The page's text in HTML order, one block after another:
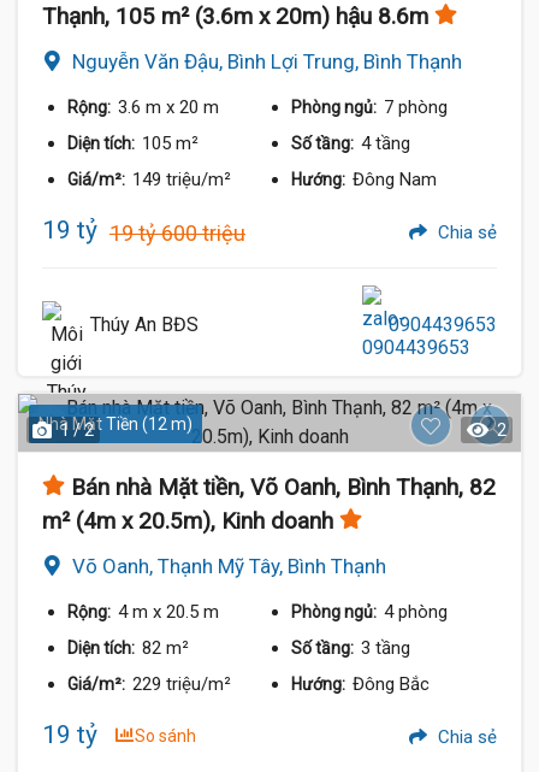
Thạnh, 105 m² (3.6m x 20m) hậu 8.6m
Nguyễn Văn Đậu, Bình Lợi Trung, Bình Thạnh
Rộng: 3.6 m x 20 m Phòng ngủ: 7 phòng
Diện tích: 105 m² Số tầng: 4 tầng
Giá/m²: 149 triệu/m² Hướng: Đông Nam
19 tỷ 19 tỷ 600 triệu Chia sẻ
Thúy An BĐS 0904439653
Nhà Mặt Tiền (12 m)
1 / 2 2
Bán nhà Mặt tiền, Võ Oanh, Bình Thạnh, 82
m² (4m x 20.5m), Kinh doanh
Võ Oanh, Thạnh Mỹ Tây, Bình Thạnh
Rộng: 4 m x 20.5 m Phòng ngủ: 4 phòng
Diện tích: 82 m² Số tầng: 3 tầng
Giá/m²: 229 triệu/m² Hướng: Đông Bắc
19 tỷ So sánh Chia sẻ